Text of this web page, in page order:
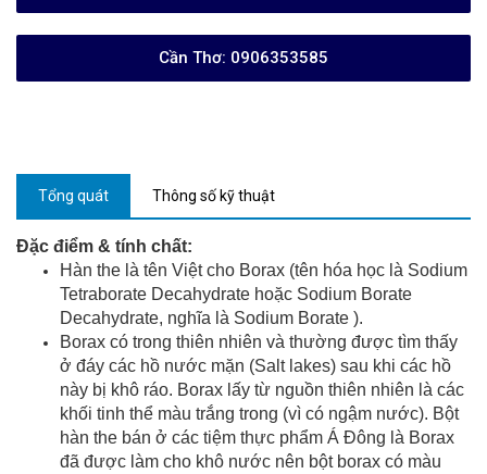
Cần Thơ: 0906353585
Tổng quát Thông số kỹ thuật
Đặc điểm & tính chất:
Hàn the là tên Việt cho Borax (tên hóa học là Sodium
Tetraborate Decahydrate hoặc Sodium Borate
Decahydrate, nghĩa là Sodium Borate ).
Borax có trong thiên nhiên và thường được tìm thấy
ở đáy các hồ nước mặn (Salt lakes) sau khi các hồ
này bị khô ráo. Borax lấy từ nguồn thiên nhiên là các
khối tinh thể màu trắng trong (vì có ngậm nước). Bột
hàn the bán ở các tiệm thực phẩm Á Đông là Borax
đã được làm cho khô nước nên bột borax có màu